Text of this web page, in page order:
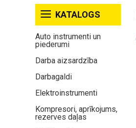
KATALOGS
Auto instrumenti un
piederumi
Darba aizsardzība
Darbagaldi
Elektroinstrumenti
Kompresori, aprīkojums,
rezerves daļas